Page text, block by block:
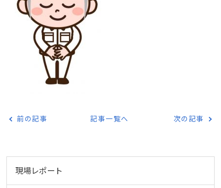
前の記事 記事一覧へ 次の記事
現場レポート